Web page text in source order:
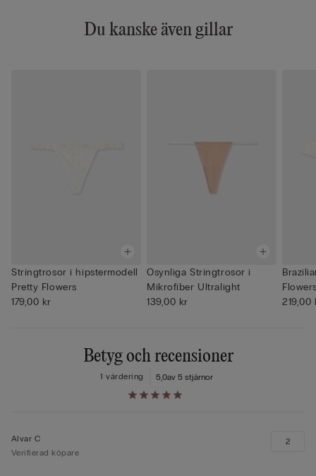
Du kanske även gillar
Stringtrosor i hipstermodell
Pretty Flowers
179,00 kr
Osynliga Stringtrosor i
Mikrofiber Ultralight
139,00 kr
219,00
Betyg och recensioner
5,0av 5 stjärnor
1 värdering
Alvar C
Verifierad köpare
2